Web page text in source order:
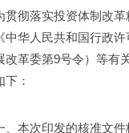
落实投资体制改革
中华人民共和国行政
改革委第9号令）等
：
次印发的核准文件格